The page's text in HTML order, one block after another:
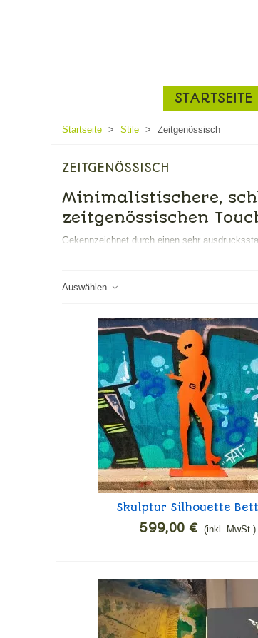
STARTSEITE
Startseite > Stile > Zeitgenössisch
ZEITGENÖSSISCH
Minimalistischere,
zeitgenössischen
Gekennzeichnet durch einen sehr
Auswählen
In den Warenkorb
Skulptur Silhouette
599,00 € (inkl. MwSt.)